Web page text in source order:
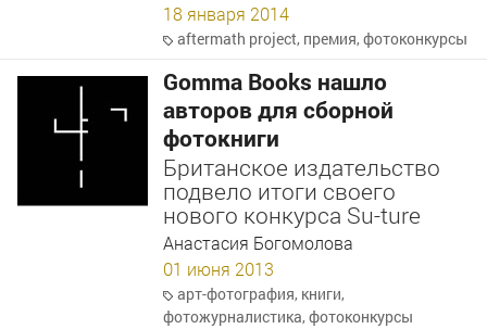
18 января 2014
aftermath project, премия,фотоконкурсы
Gomma Books нашло
авторов для сборной
фотокниги
Британское издательство
подвело итоги своего
нового конкурса Su-ture
Анастасия Богомолова
01 июня 2013
арт-фотография, книги,
фотожурналистика,фотоконкурсы